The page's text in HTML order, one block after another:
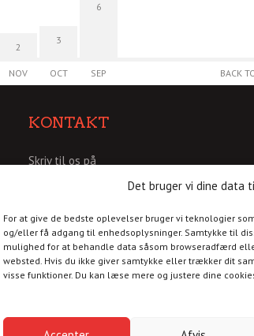
Det bruger vi dine data
For at give de bedste oplevelser bruger vi teknologier
og/eller få adgang til enhedsoplysninger. Samtykke til
mulighed for at behandle data såsom browseradfærd
websted. Hvis du ikke giver samtykke eller trækker dit
visse funktioner. Du kan læse mere og justere dine
2
NOV
3
OCT
6
SEP BACK
KONTAKT
Skriv til os på
info@christianshavnskvarter.dk